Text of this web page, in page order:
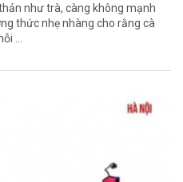
như trà, càng không mạnh
thức nhẹ nhàng cho rằng cà
...